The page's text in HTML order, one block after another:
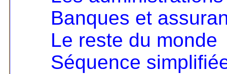
Banques et
Le reste du monde
Séquence